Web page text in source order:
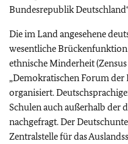
Bundesrepublik
Die im Land angesehene
wesentliche
ethnische Minderheit
„Demokratischen Forum der
organisiert.
Schulen auch außerhalb der
nachgefragt. Der
Zentralstelle für das